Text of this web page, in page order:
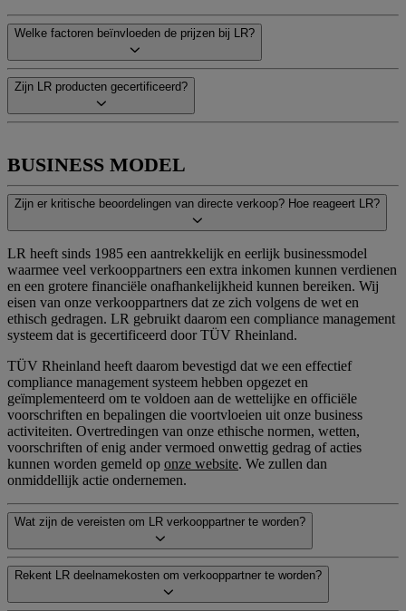
Welke factoren beïnvloeden de prijzen bij LR?
Zijn LR producten gecertificeerd?
BUSINESS MODEL
Zijn er kritische beoordelingen van directe verkoop? Hoe reageert LR?
LR heeft sinds 1985 een aantrekkelijk en eerlijk businessmodel
waarmee veel verkooppartners een extra inkomen kunnen verdienen
en een grotere financiële onafhankelijkheid kunnen bereiken. Wij
eisen van onze verkooppartners dat ze zich volgens de wet en
ethisch gedragen. LR gebruikt daarom een compliance management
systeem dat is gecertificeerd door TÜV Rheinland.
TÜV Rheinland heeft daarom bevestigd dat we een effectief
compliance management systeem hebben opgezet en
geïmplementeerd om te voldoen aan de wettelijke en officiële
voorschriften en bepalingen die voortvloeien uit onze business
activiteiten. Overtredingen van onze ethische normen, wetten,
voorschriften of enig ander vermoed onwettig gedrag of acties
kunnen worden gemeld op onze website. We zullen dan
onmiddellijk actie ondernemen.
Wat zijn de vereisten om LR verkooppartner te worden?
Rekent LR deelnamekosten om verkooppartner te worden?